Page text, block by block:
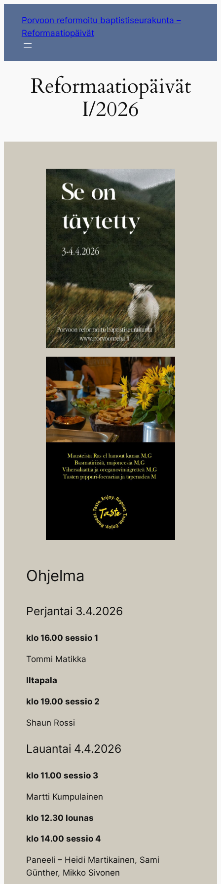
sisältöön
Porvoon reformoitu baptistiseurakunta –
Reformaatiopäivät
Reformaatiopäivät
I/2026
Ohjelma
Perjantai 3.4.2026
klo 16.00 sessio 1
Tommi Matikka
Iltapala
klo 19.00 sessio 2
Shaun Rossi
Lauantai 4.4.2026
klo 11.00 sessio 3
Martti Kumpulainen
klo 12.30 lounas
klo 14.00 sessio 4
Paneeli – Heidi Martikainen, Sami
Günther, Mikko Sivonen